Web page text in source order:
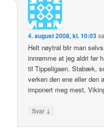
4. august 2008, kl. 10:03sa
Helt nøytral blir man
innrømme at jeg aldri før
til Tippeligaen. Stabæk,
verken den ene eller den
imponert meg mest,
Svar ↓